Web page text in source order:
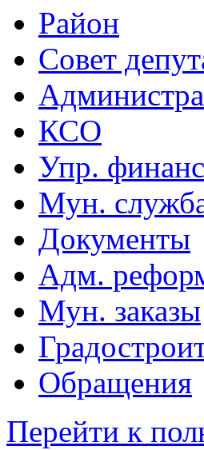
Район
Совет
КСО
Упр.
Мун.
Документы
Адм.
Мун. заказы
Обращения
Перейти к